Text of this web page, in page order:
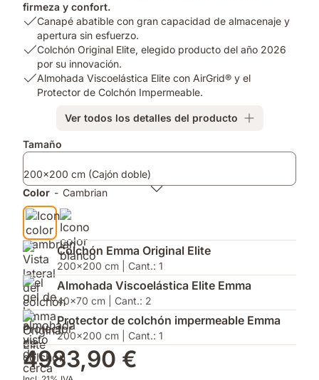
firmeza y confort.
USP
Canapé
abatible
con
gran
y
sin
esfuerzo.
Canapé abatible con gran capacidad de almacenaje y
apertura sin esfuerzo.
USP
Colchón
Original
del
2026
por
su
innovación.
Colchón Original Elite, elegido producto del año 2026
por su innovación.
USP
Viscoelástica
con
y
el
Protector
de
Colchón
Impermeable.
Almohada Viscoelástica Elite con AirGrid® y el
Protector de Colchón Impermeable.
Ver todos los detalles del producto
Complementos
Tamaño
200x200 cm (Cajón doble)
Color - Cambrian
Colchón Emma Original Elite
200x200 cm | Cant.: 1
Almohada Viscoelástica Elite Emma
40x70 cm | Cant.: 2
Protector de colchón impermeable Emma
200x200 cm | Cant.: 1
4983,90 €